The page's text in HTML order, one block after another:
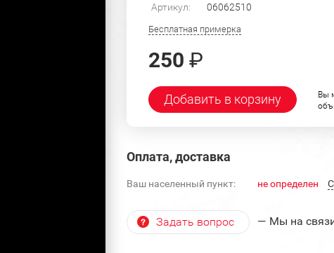
Артикул: 06062510
Бесплатная примерка
250 ₽
Добавить в корзину
Вы
Оплата, доставка
Ваш населенный пункт: не определен
Задать вопрос — Мы на